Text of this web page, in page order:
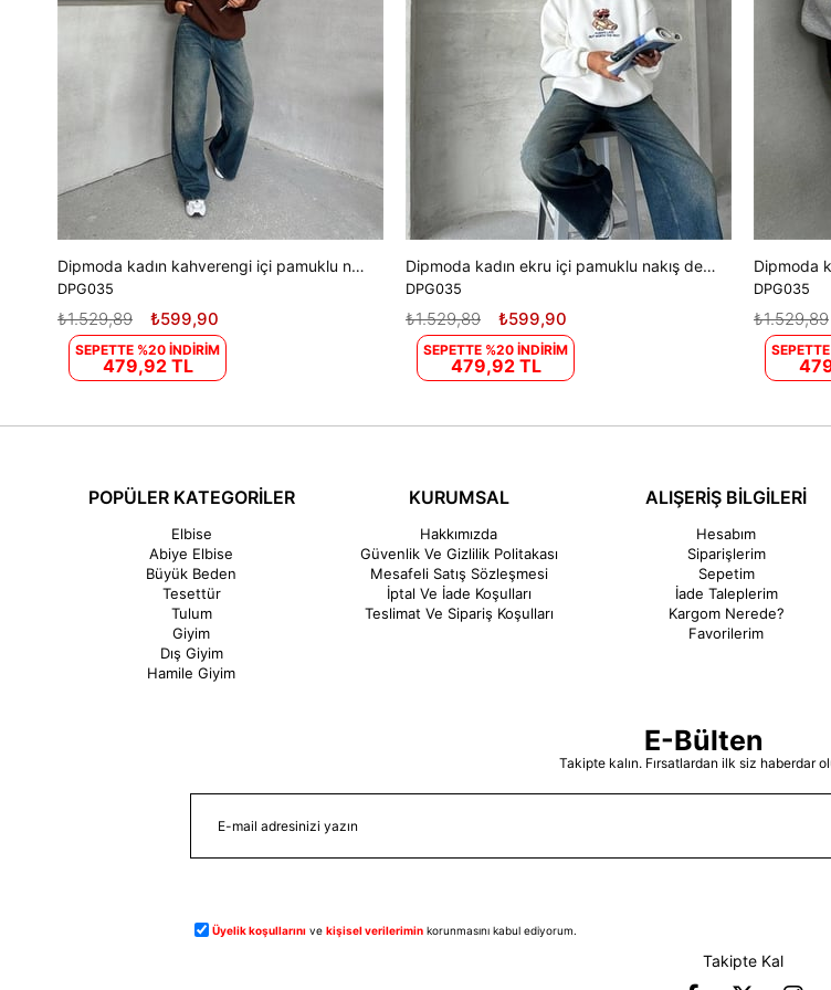
Dipmoda kadın kahverengi içi pamuklu nakış detaylı sweat DPG035
DPG035
₺599,90
₺1.529,89
SEPETTE %20 İNDİRİM
479,92 TL
Dipmoda kadın ekru içi pamuklu nakış detaylı sweat DPG035
DPG035
₺599,90
₺1.529,89
SEPETTE %20 İNDİRİM
479,92 TL
DPG035
₺1.529,89
POPÜLER KATEGORİLER
Elbise
Abiye Elbise
Büyük Beden
Tesettür
Tulum
Giyim
Dış Giyim
Hamile Giyim
KURUMSAL
Hakkımızda
Güvenlik Ve Gizlilik Politakası
Mesafeli Satış Sözleşmesi
İptal Ve İade Koşulları
Teslimat Ve Sipariş Koşulları
ALIŞERİŞ BİLGİLERİ
Hesabım
Siparişlerim
Sepetim
İade Taleplerim
Kargom Nerede?
Favorilerim
E-Bülten
Takipte kalın. Fırsatlardan ilk siz haberdar
Üyelik koşullarını ve kişisel verilerimin korunmasını kabul ediyorum.
Takipte Kal